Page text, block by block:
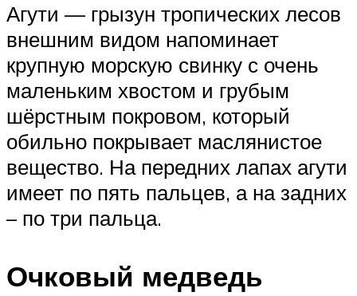
Агути — грызун тропических лесов
внешним видом напоминает
крупную морскую свинку с очень
маленьким хвостом и грубым
шёрстным покровом, который
обильно покрывает маслянистое
вещество. На передних лапах агути
имеет по пять пальцев, а на задних
– по три пальца.
Очковый медведь